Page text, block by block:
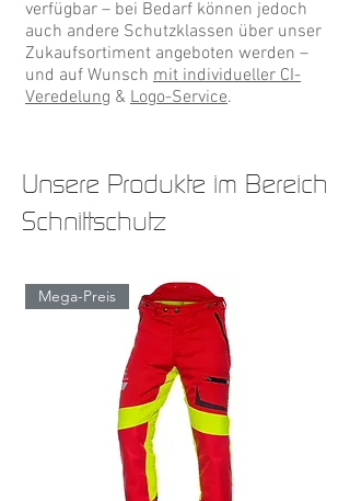
verfügbar – bei Bedarf können jedoch
auch andere Schutzklassen über unser
Zukaufsortiment angeboten werden –
und auf Wunsch mit individueller CI-
Veredelung & Logo-Service.
Unsere Produkte im Bereich
Schnittschutz
Mega-Preis